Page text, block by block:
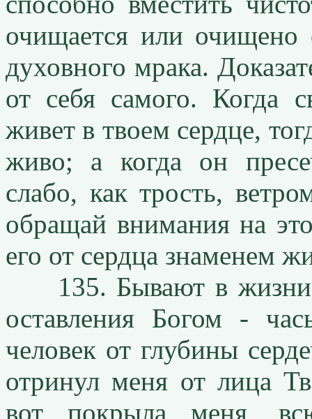
очищается или очищено
духовного мрака.
от себя самого. Когда
живет в твоем сердце,
живо; а когда он
слабо, как трость,
обращай внимания на
его от сердца знаменем
135. Бывают в жизни
оставления Богом -
человек от глубины
отринул меня от лица
вот покрыла меня,